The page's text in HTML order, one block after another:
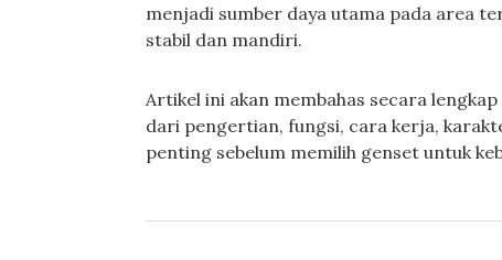
menjadi sumber daya utama pada area
stabil dan mandiri.
Artikel ini akan membahas secara
dari pengertian, fungsi, cara kerja,
penting sebelum memilih genset untuk